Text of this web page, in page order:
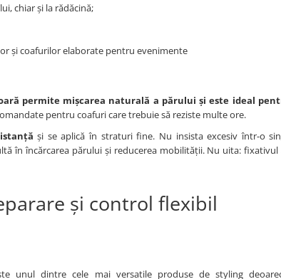
chiar și la rădăcină;
și coafurilor elaborate pentru evenimente
permite mișcarea naturală a părului și este ideal
pentru coafuri care trebuie să reziste multe ore.
și se aplică în straturi fine. Nu insista excesiv într-o
în încărcarea părului și reducerea mobilității. Nu uita: fixativul
și control flexibil
unul dintre cele mai versatile produse de styling